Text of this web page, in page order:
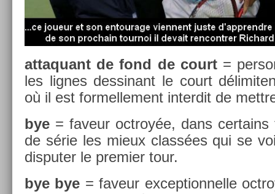
at­taquant de fond de court=
les lig­nes de­ssinant le court
où il est for­melle­ment in­ter­dit de
bye = faveur oc­troyée, dans
de série les mieux classées qui se
dis­put­er le pre­mi­er tour.
bye bye = faveur ex­cep­tion­nelle